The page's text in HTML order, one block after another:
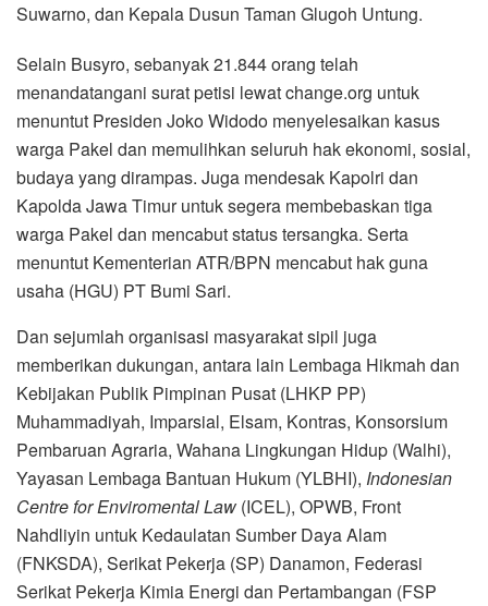
Suwarno, dan Kepala Dusun Taman Glugoh Untung.
Selain Busyro, sebanyak 21.844 orang telah
menandatangani surat petisi lewat change.org untuk
menuntut Presiden Joko Widodo menyelesaikan kasus
warga Pakel dan memulihkan seluruh hak ekonomi, sosial,
budaya yang dirampas. Juga mendesak Kapolri dan
Kapolda Jawa Timur untuk segera membebaskan tiga
warga Pakel dan mencabut status tersangka. Serta
menuntut Kementerian ATR/BPN mencabut hak guna
usaha (HGU) PT Bumi Sari.
Dan sejumlah organisasi masyarakat sipil juga
memberikan dukungan, antara lain Lembaga Hikmah dan
Kebijakan Publik Pimpinan Pusat (LHKP PP)
Muhammadiyah, Imparsial, Elsam, Kontras, Konsorsium
Pembaruan Agraria, Wahana Lingkungan Hidup (Walhi),
Yayasan Lembaga Bantuan Hukum (YLBHI), Indonesian
Centre for Enviromental Law (ICEL), OPWB, Front
Nahdliyin untuk Kedaulatan Sumber Daya Alam
(FNKSDA), Serikat Pekerja (SP) Danamon, Federasi
Serikat Pekerja Kimia Energi dan Pertambangan (FSP